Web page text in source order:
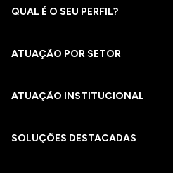
QUAL É O SEU PERFIL?
ATUAÇÃO POR SETOR
ATUAÇÃO INSTITUCIONAL
SOLUÇÕES DESTACADAS